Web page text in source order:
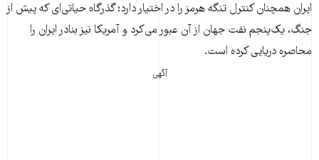
ایران همچنان کنترل تنگه هرمز را در اختیار دارد؛ گذرگاه حیاتی‌ای که پیش از
جنگ، یک‌پنجم نفت جهان از آن عبور می‌کرد و آمریکا نیز بنادر ایران را
محاصره دریایی کرده است.
آگهی